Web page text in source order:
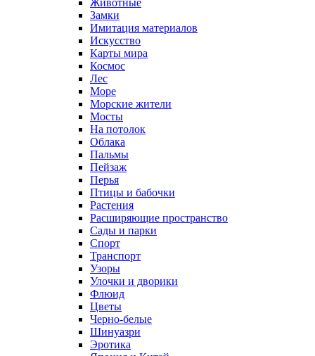
Животные
Замки
Имитация материалов
Искусство
Карты мира
Космос
Лес
Море
Морские жители
Мосты
На потолок
Облака
Пальмы
Пейзаж
Перья
Птицы и бабочки
Растения
Расширяющие пространство
Сады и парки
Спорт
Транспорт
Узоры
Улочки и дворики
Флюид
Цветы
Черно-белые
Шинуазри
Эротика